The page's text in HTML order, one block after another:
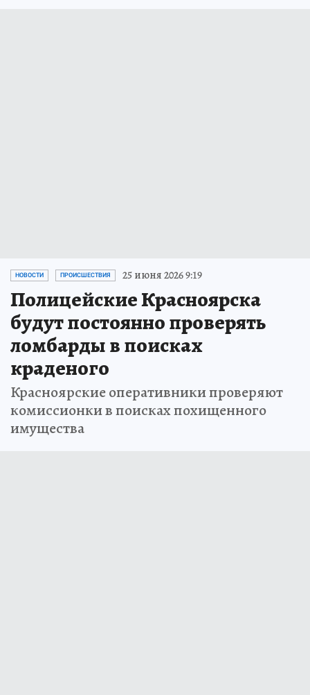
НОВОСТИ ПРОИСШЕСТВИЯ 25 июня 2026 9:19
Полицейские Красноярска
будут постоянно проверять
ломбарды в поисках
краденого
Красноярские оперативники проверяют
комиссионки в поисках похищенного
имущества